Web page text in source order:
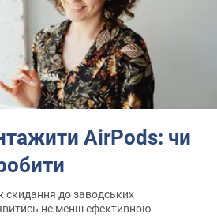
AirPods: чи
скидання до заводських
не менш ефективною